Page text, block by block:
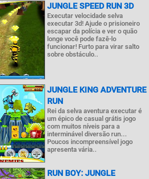
JUNGLE SPEED RUN 3D
Executar velocidade selva
executar 3d! Ajude o prisioneiro
escapar da polícia e ver o quão
longe você pode fazê-lo
funcionar! Furto para virar salto
sobre obstáculo..
JUNGLE KING ADVENTURE
RUN
Rei da selva aventura executar é
um épico de casual grátis jogo
com muitos níveis para a
interminável diversão run...
Poucos incompreensível jogo
apresenta vária..
RUN BOY: JUNGLE